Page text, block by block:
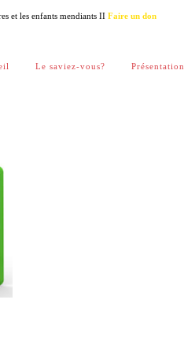
et les enfants mendiants II Faire un don
Le saviez-vous? Présentation